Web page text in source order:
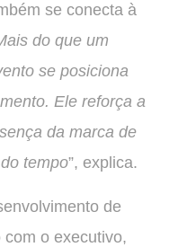
se conecta à
do que um
se posiciona
Ele reforça a
da marca de
tempo”, explica.
de
o executivo,